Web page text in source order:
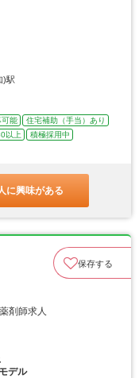
)駅
可能
住宅補助（手当）あり
以上
積極採用中
に興味がある
保存する
剤師求人
デル